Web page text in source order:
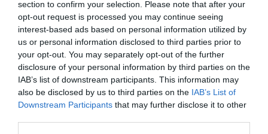
section to confirm your selection. Please note that after your
opt-out request is processed you may continue seeing
interest-based ads based on personal information utilized by
us or personal information disclosed to third parties prior to
your opt-out. You may separately opt-out of the further
disclosure of your personal information by third parties on the
IAB’s list of downstream participants. This information may
also be disclosed by us to third parties on the IAB’s List of
Downstream Participants that may further disclose it to other
Acquirente verificato
Tutte le recensioni >
Tag del prodotto
ricaricabile (28) , nero (25) , conico (49) , sabre (15)
Prodotti correlati